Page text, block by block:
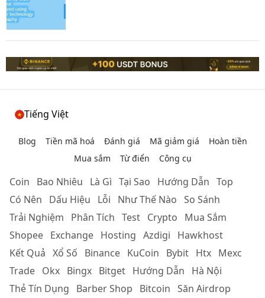
Tiếng Việt
Blog Tiền mã hoá Đánh giá Mã giảm giá
Hoàn tiền
Mua sắm
Từ điển Công cụ
Coin Bao Nhiêu Là Gì Tại Sao Hướng Dẫn Top
Có Nên
Dấu Hiệu Lỗi Như Thế Nào So Sánh
Trải Nghiệm
Phân Tích Test Crypto
Mua Sắm
Shopee Exchange Hosting Azdigi
Hawkhost
Kết Quả Xổ Số Binance KuCoin Bybit Htx Mexc
Trade Okx Bingx Bitget Hướng Dẫn
Hà Nội
Thẻ Tín Dụng
Barber Shop Bitcoin Săn Airdrop